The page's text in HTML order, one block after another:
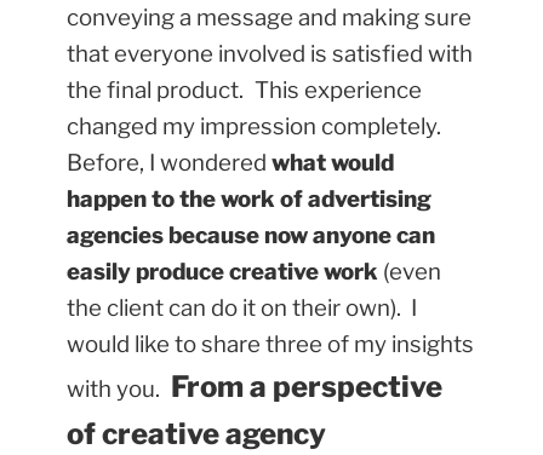
conveying a message and making sure
that everyone involved is satisfied with
the final product. This experience
changed my impression completely.
Before, I wondered what would
happen to the work of advertising
agencies because now anyone can
easily produce creative work (even
the client can do it on their own). I
would like to share three of my insights
with you. From a perspective
of creative agency